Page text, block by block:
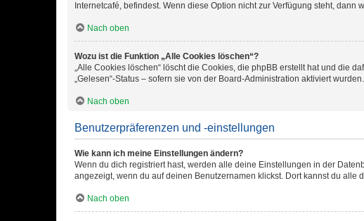
Internetcafé, befindest. Wenn diese Option nicht zur Verfügung steht,
Nach oben
Wozu ist die Funktion „Alle Cookies löschen“?
„Alle Cookies löschen“ löscht die Cookies, die phpBB erstellt hat und die
„Gelesen“-Status – sofern sie von der Board-Administration aktiviert
Nach oben
Benutzerpräferenzen und -einstellungen
Wie kann ich meine Einstellungen ändern?
Wenn du dich registriert hast, werden alle deine Einstellungen in der
angezeigt, wenn du auf deinen Benutzernamen klickst. Dort kannst du alle
Nach oben